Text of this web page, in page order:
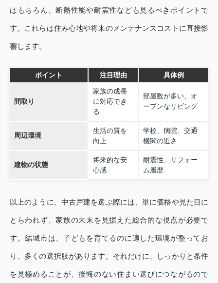
はもちろん、断熱性能や耐震性なども見るべきポイントで
す。これらは住み心地や将来のメンテナンスコストに直接影
響します。
ポイント 注目理由 具体例
間取り
家族の成長
に対応でき
る
部屋数が多い、オ
ープンなリビング
周辺環境
生活の質を
向上
学校、病院、交通
機関の近さ
建物の状態
将来的な安
心感
耐震性、リフォー
ム履歴
以上のように、中古戸建を選ぶ際には、単に価格や見た目に
とらわれず、家族の未来を見据えた総合的な視点が必要で
す。結城市は、子どもを育てるのに適した環境が整ってお
り、多くの選択肢があります。それだけに、しっかりと条件
を見極めることが、後悔のない住まい選びにつながるので